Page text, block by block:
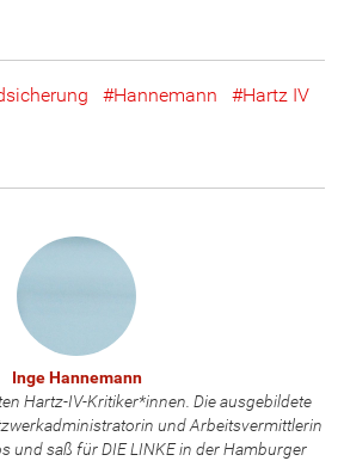
Hannemann Hartz IV
Inge Hannemann
Hartz-IV-Kritiker*innen. Die ausgebildete
und Arbeitsvermittlerin
und saß für DIE LINKE in der Hamburger